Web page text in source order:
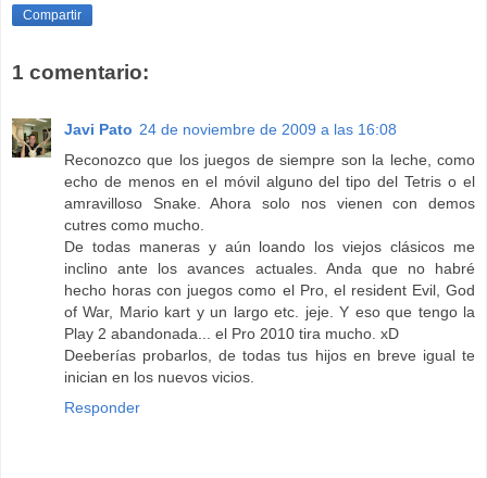
Compartir
1 comentario:
Javi Pato 24 de noviembre de 2009 a las 16:08
Reconozco que los juegos de siempre son la leche, como
echo de menos en el móvil alguno del tipo del Tetris o el
amravilloso Snake. Ahora solo nos vienen con demos
cutres como mucho.
De todas maneras y aún loando los viejos clásicos me
inclino ante los avances actuales. Anda que no habré
hecho horas con juegos como el Pro, el resident Evil, God
of War, Mario kart y un largo etc. jeje. Y eso que tengo la
Play 2 abandonada... el Pro 2010 tira mucho. xD
Deeberías probarlos, de todas tus hijos en breve igual te
inician en los nuevos vicios.
Responder